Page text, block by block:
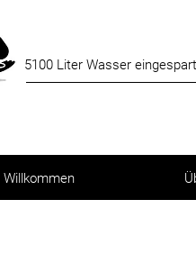
5100 Liter Wasser eingespart
Willkommen